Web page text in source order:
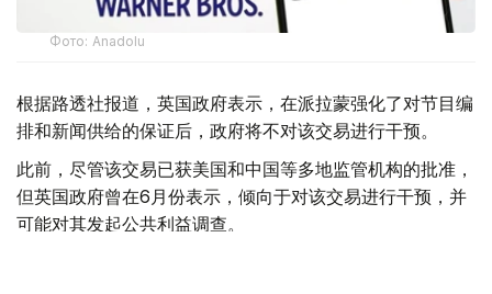
Фото: Аnadolu
根据路透社报道，英国政府表示，在派拉蒙强化了对节目编
排和新闻供给的保证后，政府将不对该交易进行干预。
此前，尽管该交易已获美国和中国等多地监管机构的批准，
但英国政府曾在6月份表示，倾向于对该交易进行干预，并
可能对其发起公共利益调查。